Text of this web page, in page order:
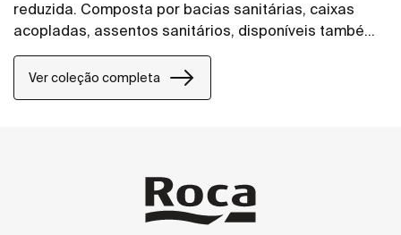
reduzida. Composta por bacias sanitárias, caixas
acopladas, assentos sanitários, disponíveis também
na opção de kits e lavatórios com coluna, a coleção
Acesso oferece soluções projetadas para garantir
segurança e conforto.
Ver coleção completa